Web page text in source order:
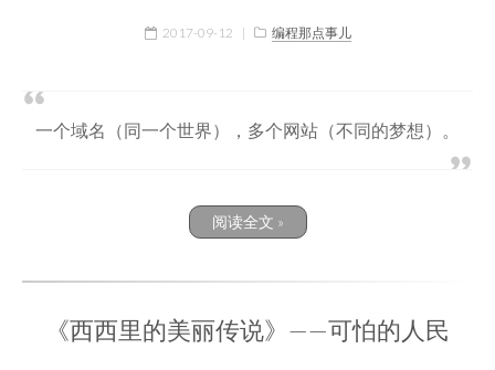
2017-09-12 | 编程那点事儿
一个域名（同一个世界），多个网站（不同的梦想）。
阅读全文 »
《西西里的美丽传说》——可怕的人民